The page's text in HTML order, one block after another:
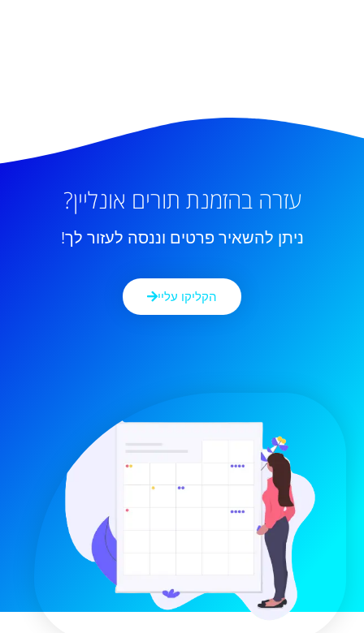
עזרה בהזמנת תורים אונליין?
ניתן להשאיר פרטים וננסה לעזור לך!
הקליקו עליי